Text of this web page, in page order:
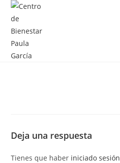
Deja una respuesta
Tienes que haber iniciado sesión